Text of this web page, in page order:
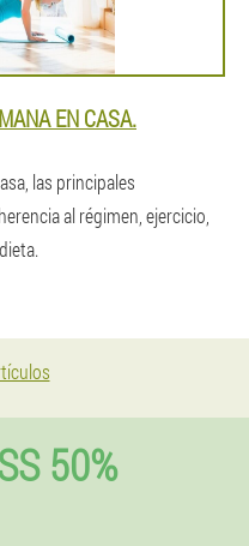
EN CASA.
las principales
al régimen, ejercicio,
50%